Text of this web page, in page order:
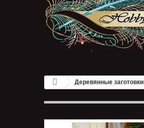
Деревянные заготовки